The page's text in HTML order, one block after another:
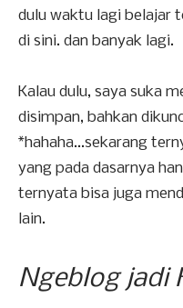
dulu waktu lagi belajar
di sini. dan banyak lagi.
Kalau dulu, saya suka
disimpan, bahkan
*hahaha...sekarang
yang pada dasarnya
ternyata bisa juga
lain.
Ngeblog jadi